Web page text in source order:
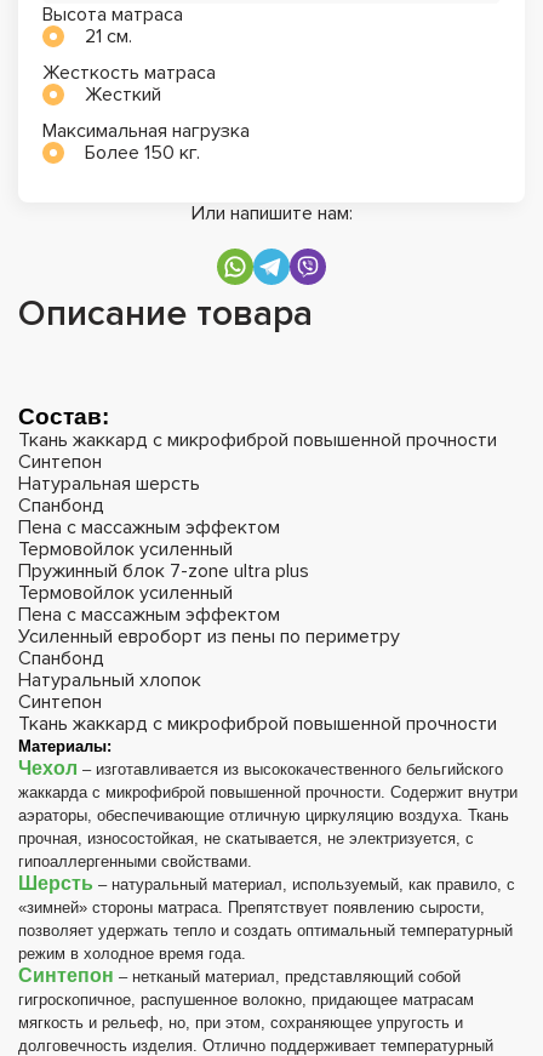
Высота матраса
21 см.
Жесткость матраса
Жесткий
Максимальная нагрузка
Более 150 кг.
Или напишите нам:
Описание товара
Состав:
Ткань жаккард с микрофиброй повышенной прочности
Синтепон
Натуральная шерсть
Спанбонд
Пена с массажным эффектом
Термовойлок усиленный
Пружинный блок 7-zone ultra plus
Термовойлок усиленный
Пена с массажным эффектом
Усиленный евроборт из пены по периметру
Спанбонд
Натуральный хлопок
Синтепон
Ткань жаккард с микрофиброй повышенной прочности
Материалы:
Чехол – изготавливается из высококачественного бельгийского
жаккарда с микрофиброй повышенной прочности. Содержит внутри
аэраторы, обеспечивающие отличную циркуляцию воздуха. Ткань
прочная, износостойкая, не скатывается, не электризуется, с
гипоаллергенными свойствами.
Шерсть – натуральный материал, используемый, как правило, с
«зимней» стороны матраса. Препятствует появлению сырости,
позволяет удержать тепло и создать оптимальный температурный
режим в холодное время года.
Синтепон – нетканый материал, представляющий собой
гигроскопичное, распушенное волокно, придающее матрасам
мягкость и рельеф, но, при этом, сохраняющее упругость и
долговечность изделия. Отлично поддерживает температурный